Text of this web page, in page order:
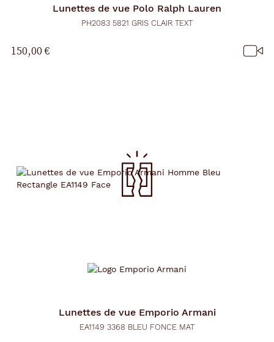
Lunettes de vue Polo Ralph Lauren
PH2083 5821 GRIS CLAIR TEXT
150,00 €
Lunettes de vue Emporio Armani
EA1149 3368 BLEU FONCE MAT